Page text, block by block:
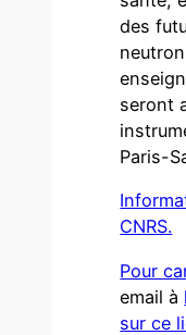
des
seront
Paris-
CNRS.
Pour
email à
sur ce